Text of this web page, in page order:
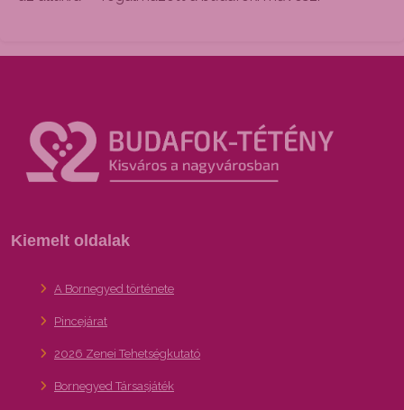
Kiemelt oldalak
A Bornegyed története
Pincejárat
2026 Zenei Tehetségkutató
Bornegyed Társasjáték